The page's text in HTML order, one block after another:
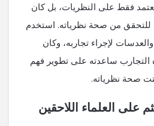
فقط على النظريات، بل كان
للتحقق من صحة نظرياته. استخدم
لإجراء تجاربه، وكان
التجارب ساعدته على تطوير فهم
صحة نظرياته.
على العلماء اللاحقين